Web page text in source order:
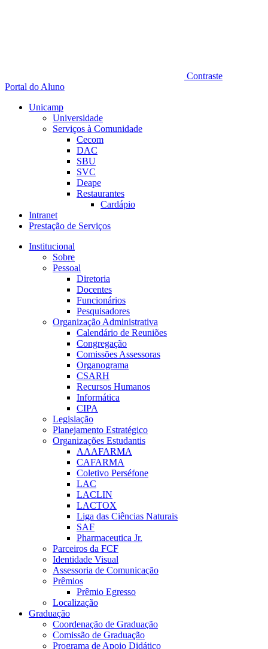
Contraste
Portal do Aluno
Unicamp
Universidade
Serviços à Comunidade
Cecom
DAC
SBU
SVC
Deape
Restaurantes
Cardápio
Intranet
Prestação de Serviços
Institucional
Sobre
Pessoal
Diretoria
Docentes
Funcionários
Pesquisadores
Organização Administrativa
Calendário de Reuniões
Congregação
Comissões Assessoras
Organograma
CSARH
Recursos Humanos
Informática
CIPA
Legislação
Planejamento Estratégico
Organizações Estudantis
AAAFARMA
CAFARMA
Coletivo Perséfone
LAC
LACLIN
LACTOX
Liga das Ciências Naturais
SAF
Pharmaceutica Jr.
Parceiros da FCF
Identidade Visual
Assessoria de Comunicação
Prêmios
Prêmio Egresso
Localização
Graduação
Coordenação de Graduação
Comissão de Graduação
Programa de Apoio Didático